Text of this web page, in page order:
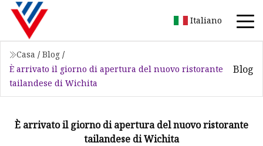
Italiano
Casa / Blog /
È arrivato il giorno di apertura del nuovo ristorante
tailandese di Wichita
Blog
È arrivato il giorno di apertura del nuovo ristorante
tailandese di Wichita